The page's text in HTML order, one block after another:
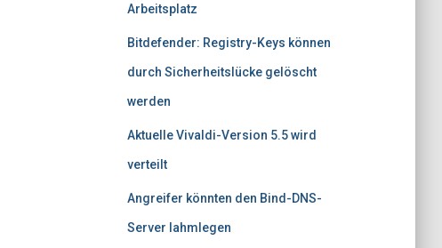
Arbeitsplatz
Bitdefender: Registry-Keys können
durch Sicherheitslücke gelöscht
werden
Aktuelle Vivaldi-Version 5.5 wird
verteilt
Angreifer könnten den Bind-DNS-
Server lahmlegen